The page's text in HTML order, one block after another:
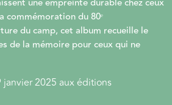
commémoration du 80ᵉ
du camp, cet album recueille le
de la mémoire pour ceux qui ne
2025 aux éditions